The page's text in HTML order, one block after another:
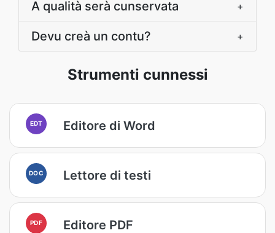
A qualità serà cunservata +
Devu creà un contu? +
Strumenti cunnessi
EDT Editore di Word
DOC Lettore di testi
PDF Editore PDF